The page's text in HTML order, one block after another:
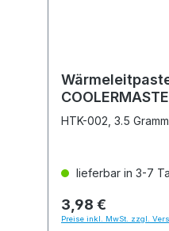
HTK-002, 3.5 Gramm
lieferbar in 3-7
3,98 €
Preise inkl. MwSt. zzgl.